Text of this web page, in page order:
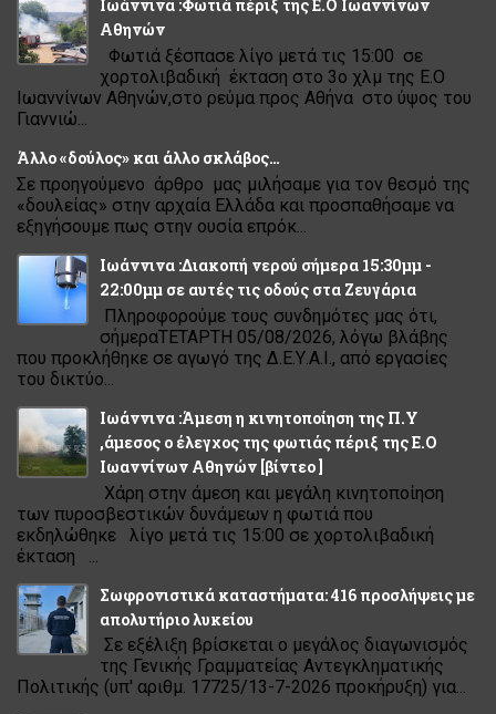
Ιωάννινα :Φωτιά πέριξ της Ε.Ο Ιωαννίνων
Αθηνών
Φωτιά ξέσπασε λίγο μετά τις 15:00 σε
χορτολιβαδική έκταση στο 3ο χλμ της Ε.Ο
Ιωαννίνων Αθηνών,στο ρεύμα προς Αθήνα στο ύψος του
Γιαννιώ...
Άλλο «δούλος» και άλλο σκλάβος…
Σε προηγούμενο άρθρο μας μιλήσαμε για τον θεσμό της
«δουλείας» στην αρχαία Ελλάδα και προσπαθήσαμε να
εξηγήσουμε πως στην ουσία επρόκ...
Ιωάννινα :Διακοπή νερού σήμερα 15:30μμ -
22:00μμ σε αυτές τις οδούς στα Ζευγάρια
Πληροφορούμε τους συνδημότες μας ότι,
σήμεραΤΕΤΑΡΤΗ 05/08/2026, λόγω βλάβης
που προκλήθηκε σε αγωγό της Δ.Ε.Υ.Α.Ι., από εργασίες
του δικτύο...
Ιωάννινα :Άμεση η κινητοποίηση της Π.Υ
,άμεσος ο έλεγχος της φωτιάς πέριξ της Ε.Ο
Ιωαννίνων Αθηνών [βίντεο ]
Χάρη στην άμεση και μεγάλη κινητοποίηση
των πυροσβεστικών δυνάμεων η φωτιά που
εκδηλώθηκε λίγο μετά τις 15:00 σε χορτολιβαδική
έκταση ...
Σωφρονιστικά καταστήματα: 416 προσλήψεις με
απολυτήριο λυκείου
Σε εξέλιξη βρίσκεται ο μεγάλος διαγωνισμός
της Γενικής Γραμματείας Αντεγκληματικής
Πολιτικής (υπ' αριθμ. 17725/13-7-2026 προκήρυξη) για...